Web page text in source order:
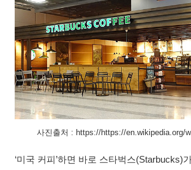
사진출처 : https://https://en.wikipedia.org/
‘미국 커피’하면 바로 스타벅스(Starbucks)